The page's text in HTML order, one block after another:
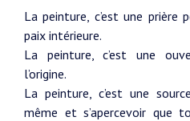
La peinture, c’est une
paix intérieure.
La peinture, c’est une
l’origine.
La peinture, c’est une
même et s’apercevoir que